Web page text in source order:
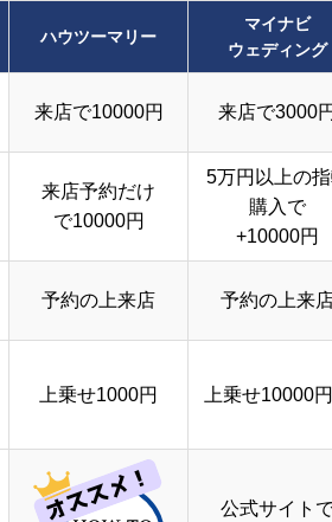
ハウツーマリー
マイナビ
ウェディング
来店で10000円 来店で3000円
来店予約だけ
で10000円
5万円以上の
購入で
+10000円
予約の上来店 予約の上来
上乗せ1000円 上乗せ10000
公式サイト